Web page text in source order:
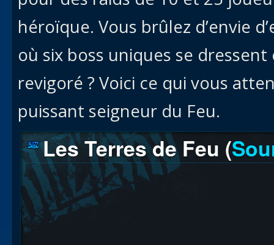
héroïque. Vous brûlez d’envie
où six boss uniques se
revigoré ? Voici ce qui vous
puissant seigneur du Feu.
Les Terres de Feu (